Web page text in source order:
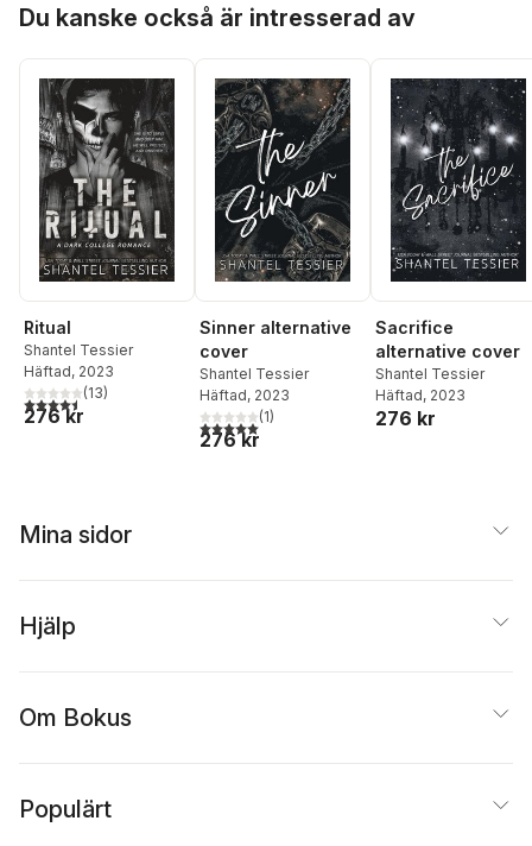
Du kanske också är intresserad av
Ritual
Shantel Tessier
Häftad, 2023
4,5utav 5 stjärnor. Totalt antal röster:
(13)
276 kr
Sinner alternative
cover
Shantel Tessier
Häftad, 2023
5,0utav 5 stjärnor. Totalt antal röster:
(1)
276 kr
Sacrifice
alternative cover
Shantel Tessier
Häftad, 2023
276 kr
Mina sidor
Hjälp
Om Bokus
Populärt